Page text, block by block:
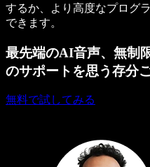
するか、より高度なプログ
できます。
最先端のAI音声、無制
のサポートを思う存分
無料で試してみる